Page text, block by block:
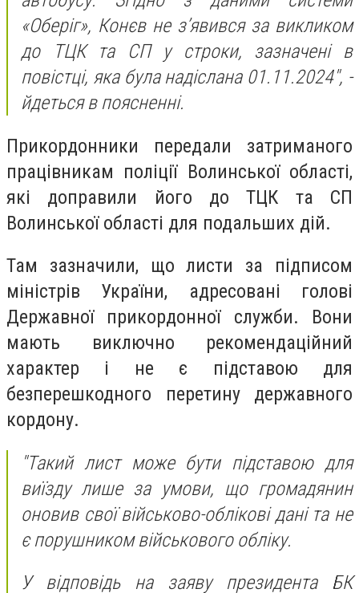
«Оберіг», Конєв не з’явився за викликом
до ТЦК та СП у строки, зазначені в
повістці, яка була надіслана 01.11.2024", -
йдеться в поясненні.
Прикордонники передали затриманого
працівникам поліції Волинської області,
які доправили його до ТЦК та СП
Волинської області для подальших дій.
Там зазначили, що листи за підписом
міністрів України, адресовані голові
Державної прикордонної служби. Вони
мають виключно рекомендаційний
характер і не є підставою для
безперешкодного перетину державного
кордону.
"Такий лист може бути підставою для
виїзду лише за умови, що громадянин
оновив свої військово-облікові дані та не
є порушником військового обліку.
У відповідь на заяву президента БК